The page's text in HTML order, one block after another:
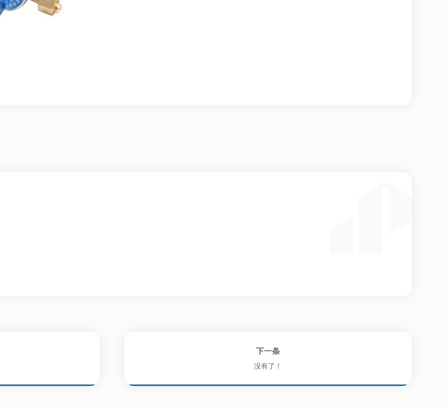
下一条
没有了！